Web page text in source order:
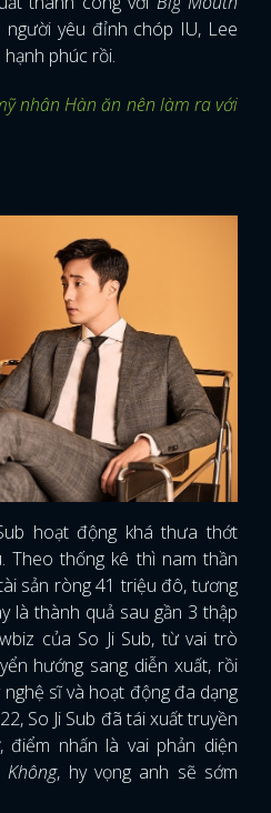
yêu đỉnh chóp IU, Lee
hạnh phúc rồi.
nhân Hàn ăn nên làm ra với
hoạt động khá thưa thớt
Theo thống kê thì nam thần
sản ròng 41 triệu đô, tương
là thành quả sau gần 3 thập
của So Ji Sub, từ vai trò
hướng sang diễn xuất, rồi
sĩ và hoạt động đa dạng
So Ji Sub đã tái xuất truyền
, điểm nhấn là vai phản diện
Không, hy vọng anh sẽ sớm